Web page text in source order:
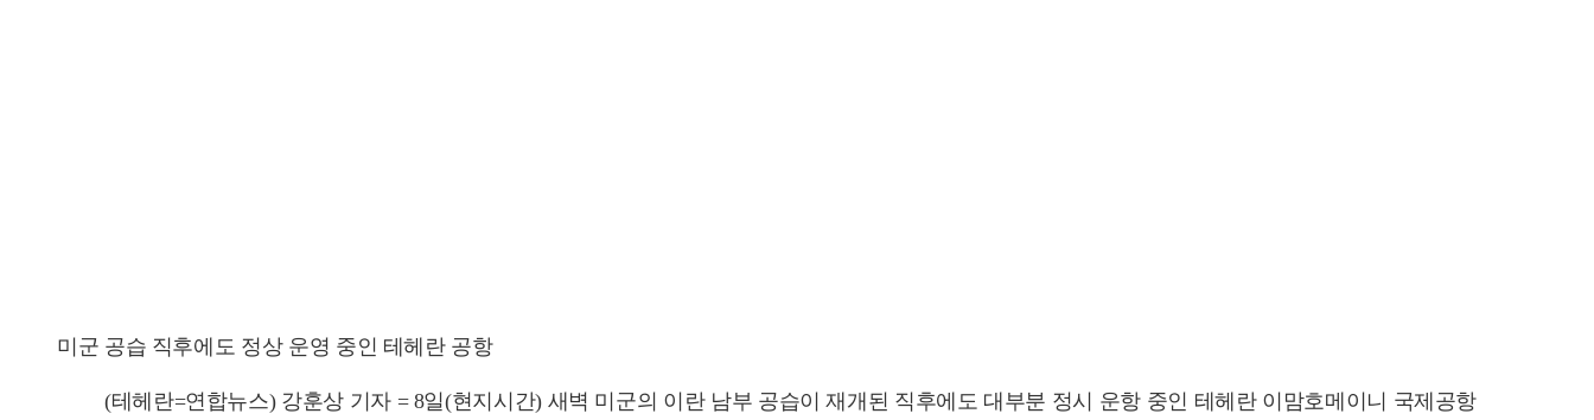
미군 공습 직후에도 정상 운영 중인 테헤란 공항
(테헤란=연합뉴스) 강훈상 기자 = 8일(현지시간) 새벽 미군의 이란 남부 공습이 재개된 직후에도 대부분 정시 운항 중인 테헤란 이맘호메이니 국제공항